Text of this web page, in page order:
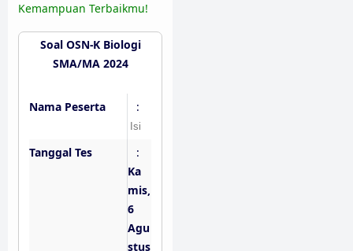
Kemampuan Terbaikmu!
Soal OSN-K Biologi
SMA/MA 2024
Nama Peserta :
Tanggal Tes
:
Ka
mis,
6
Agu
stus